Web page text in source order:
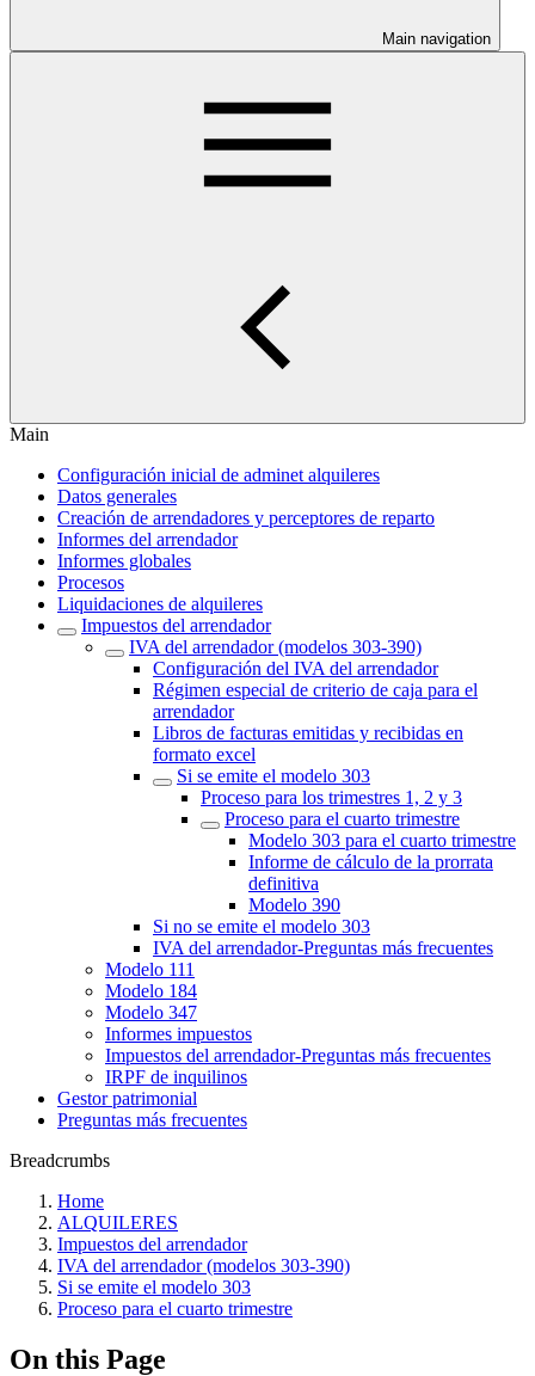
Main navigation
Main
Configuración inicial de adminet alquileres
Datos generales
Creación de arrendadores y perceptores de reparto
Informes del arrendador
Informes globales
Procesos
Liquidaciones de alquileres
Impuestos del arrendador
IVA del arrendador (modelos 303-390)
Configuración del IVA del arrendador
Régimen especial de criterio de caja para el
arrendador
Libros de facturas emitidas y recibidas en
formato excel
Si se emite el modelo 303
Proceso para los trimestres 1, 2 y 3
Proceso para el cuarto trimestre
Modelo 303 para el cuarto trimestre
Informe de cálculo de la prorrata
definitiva
Modelo 390
Si no se emite el modelo 303
‎IVA del arrendador‎-Preguntas más frecuentes‎
Modelo 111
Modelo 184
Modelo 347
Informes impuestos
Impuestos del arrendador‎-Preguntas más frecuentes‎
IRPF de inquilinos
Gestor patrimonial
Preguntas más frecuentes
Breadcrumbs
Home
ALQUILERES
Impuestos del arrendador
IVA del arrendador (modelos 303-390)
Si se emite el modelo 303
Proceso para el cuarto trimestre
On this Page